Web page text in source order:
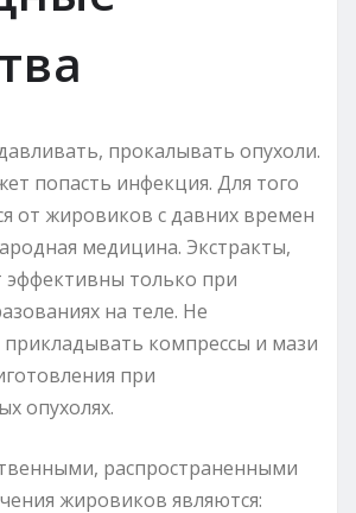
прокалывать опухоли.
попасть инфекция. Для того
от жировиков с давних времен
медицина. Экстракты,
эффективны только при
на теле. Не
прикладывать компрессы и мази
при
опухолях.
распространенными
жировиков являются: